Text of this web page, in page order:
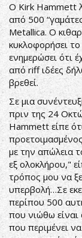
Ο Kirk Hammett
από 500
Metallica. Ο
κυκλοφορήσει
ενημερώσει ότι
από riff ιδέες
βρεθεί.
Σε μια
πριν της 24
Hammett είπε
με την απώλεια
εξ ολοκλήρου,"
τρόπος μου να
υπερβολή…Σε
περίπου 500
που νιώθω είναι
που περιμένει